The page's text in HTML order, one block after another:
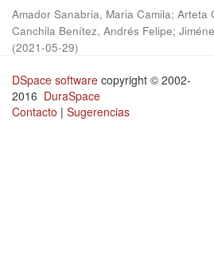
Amador Sanabria, Maria Camila; Arteta
Canchila Benítez, Andrés Felipe;
(2021-05-29)
DSpace software copyright © 2002-
2016 DuraSpace
Contacto | Sugerencias